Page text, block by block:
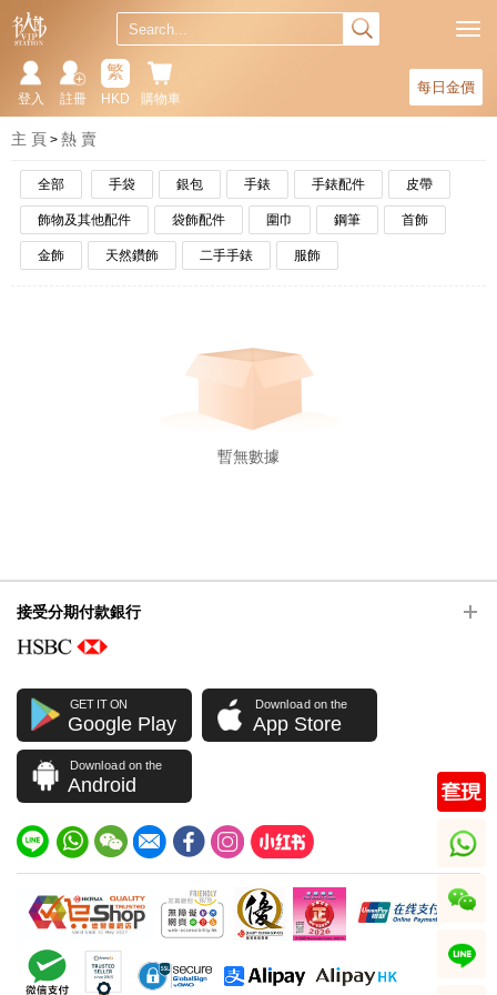
每日金價
購物車
繁
HKD
註冊
登入
主 頁 熱 賣
全部 手袋 銀包 手錶 手錶配件 皮帶
飾物及其他配件 袋飾配件 圍巾 鋼筆 首飾
金飾 天然鑽飾 二手手錶 服飾
暫無數據
接受分期付款銀行
GET IT ON
Google Play
Download on the
App Store
Download on the
Android
whatsapp